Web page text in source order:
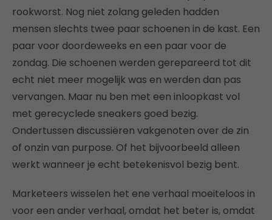
rookworst. Nog niet zolang geleden hadden
mensen slechts twee paar schoenen in de kast. Een
paar voor doordeweeks en een paar voor de
zondag. Die schoenen werden gerepareerd tot dit
echt niet meer mogelijk was en werden dan pas
vervangen. Maar nu ben met een inloopkast vol
met gerecyclede sneakers goed bezig.
Ondertussen discussiëren vakgenoten over de zin
of onzin van purpose. Of het bijvoorbeeld alleen
werkt wanneer je echt betekenisvol bezig bent.
Marketeers wisselen het ene verhaal moeiteloos in
voor een ander verhaal, omdat het beter is, omdat